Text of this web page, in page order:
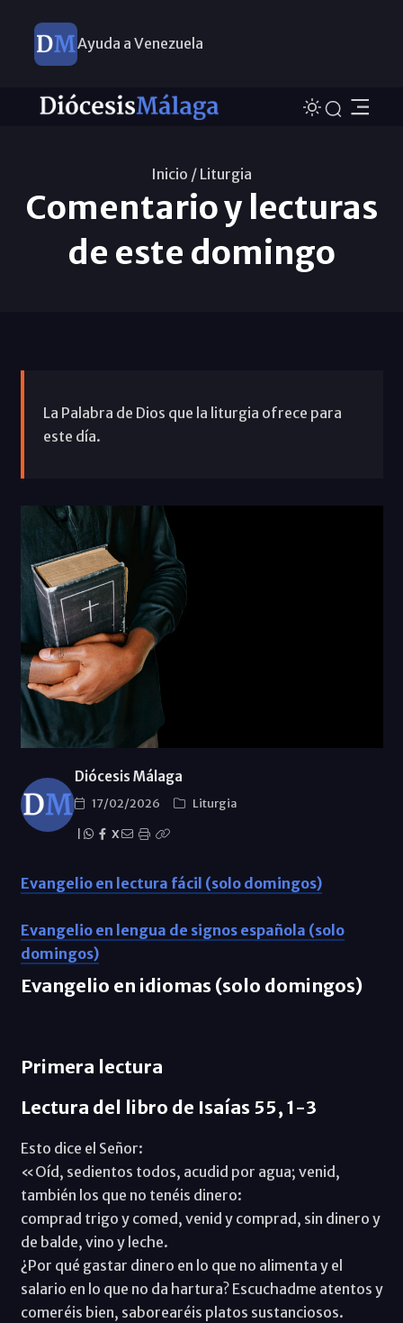
Ayuda a Venezuela
Inicio / Liturgia
Comentario y lecturas
de este domingo
La Palabra de Dios que la liturgia ofrece para
este día.
Diócesis Málaga
17/02/2026
Liturgia
X
Evangelio en lectura fácil (solo domingos)
Evangelio en lengua de signos española (solo
domingos)
Evangelio en idiomas (solo domingos)
Primera lectura
Lectura del libro de Isaías 55, 1-3
Esto dice el Señor:
«Oíd, sedientos todos, acudid por agua; venid,
también los que no tenéis dinero:
comprad trigo y comed, venid y comprad, sin dinero y
de balde, vino y leche.
¿Por qué gastar dinero en lo que no alimenta y el
salario en lo que no da hartura? Escuchadme atentos y
comeréis bien, saborearéis platos sustanciosos.